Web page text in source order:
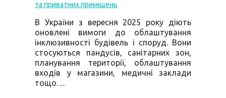
та приватних приміщень
В України з вересня 2025 року діють
оновлені вимоги до облаштування
інклюзивності будівель і споруд. Вони
стосуються пандусів, санітарних зон,
планування території, облаштування
входів у магазини, медичні заклади
тощо. ...